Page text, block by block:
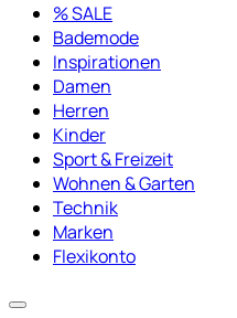
% SALE
Bademode
Inspirationen
Damen
Herren
Kinder
Sport & Freizeit
Wohnen & Garten
Technik
Marken
Flexikonto